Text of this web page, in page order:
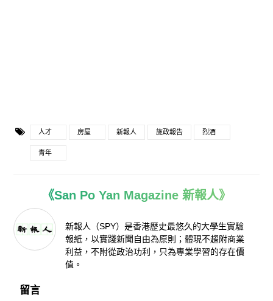
人才 房屋 新報人 施政報告 烈酒
青年
《San Po Yan Magazine 新報人》
新報人（SPY）是香港歷史最悠久的大學生實驗
報紙，以實踐新聞自由為原則；體現不趨附商業
利益，不附從政治功利，只為專業學習的存在價
值。
留言